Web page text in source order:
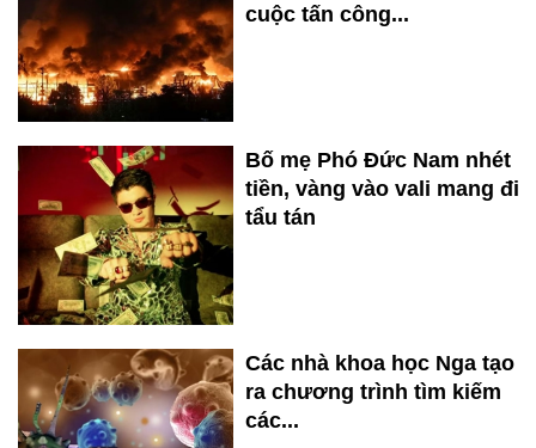
cuộc tấn công...
Bố mẹ Phó Đức Nam nhét
tiền, vàng vào vali mang đi
tẩu tán
Các nhà khoa học Nga tạo
ra chương trình tìm kiếm
các...